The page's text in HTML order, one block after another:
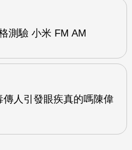
測驗 小米 FM AM
傳人引發眼疾真的嗎陳偉